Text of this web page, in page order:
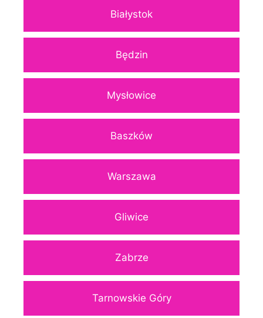
Białystok
Będzin
Mysłowice
Baszków
Warszawa
Gliwice
Zabrze
Tarnowskie Góry